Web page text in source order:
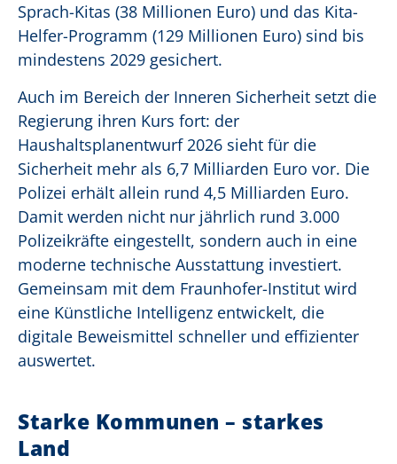
Sprach-Kitas (38 Millionen Euro) und das Kita-
Helfer-Programm (129 Millionen Euro) sind bis
mindestens 2029 gesichert.
Auch im Bereich der Inneren Sicherheit setzt die
Regierung ihren Kurs fort: der
Haushaltsplanentwurf 2026 sieht für die
Sicherheit mehr als 6,7 Milliarden Euro vor. Die
Polizei erhält allein rund 4,5 Milliarden Euro.
Damit werden nicht nur jährlich rund 3.000
Polizeikräfte eingestellt, sondern auch in eine
moderne technische Ausstattung investiert.
Gemeinsam mit dem Fraunhofer-Institut wird
eine Künstliche Intelligenz entwickelt, die
digitale Beweismittel schneller und effizienter
auswertet.
Starke Kommunen – starkes
Land